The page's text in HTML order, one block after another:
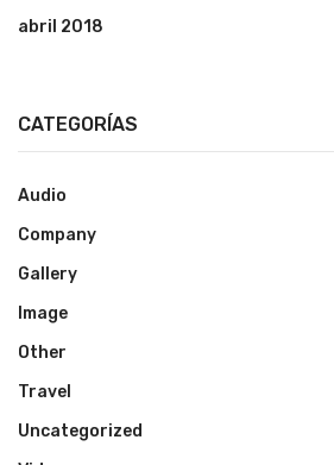
abril 2018
CATEGORÍAS
Audio
Company
Gallery
Image
Other
Travel
Uncategorized